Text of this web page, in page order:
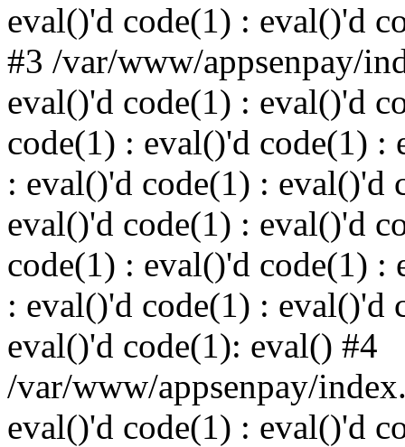
eval()'d code(1) : eval()'d
#3 /var/www/appsenpay/
eval()'d code(1) : eval()'d
code(1) : eval()'d code(1) :
: eval()'d code(1) : eval()'d
eval()'d code(1) : eval()'d
code(1) : eval()'d code(1) :
: eval()'d code(1) : eval()'d
eval()'d code(1): eval() #4
/var/www/appsenpay/
eval()'d code(1) : eval()'d